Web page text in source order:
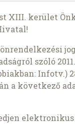
XIII. kerület
szóló
Infotv.)
a következő
elektronikus